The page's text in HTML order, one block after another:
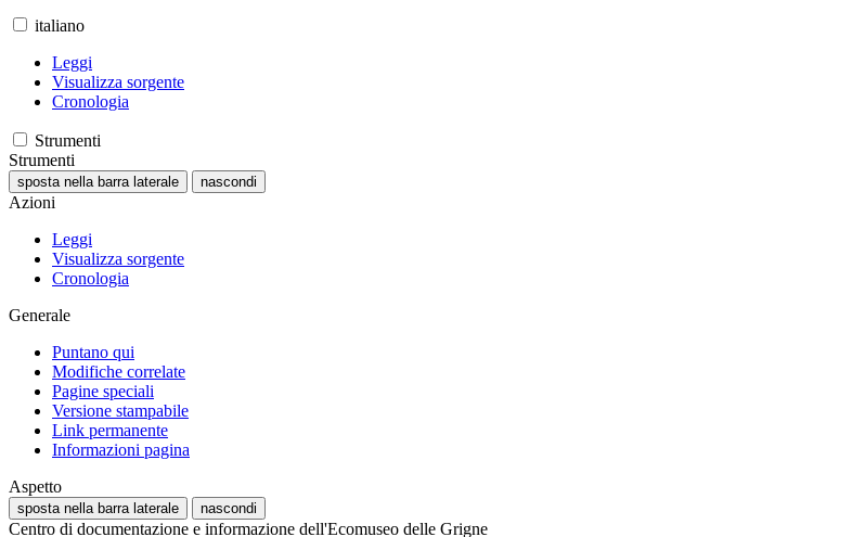
italiano
Leggi
Visualizza sorgente
Cronologia
Strumenti
Strumenti
sposta nella barra laterale nascondi
Azioni
Leggi
Visualizza sorgente
Cronologia
Generale
Puntano qui
Modifiche correlate
Pagine speciali
Versione stampabile
Link permanente
Informazioni pagina
Aspetto
sposta nella barra laterale nascondi
Centro di documentazione e informazione dell'Ecomuseo delle Grigne